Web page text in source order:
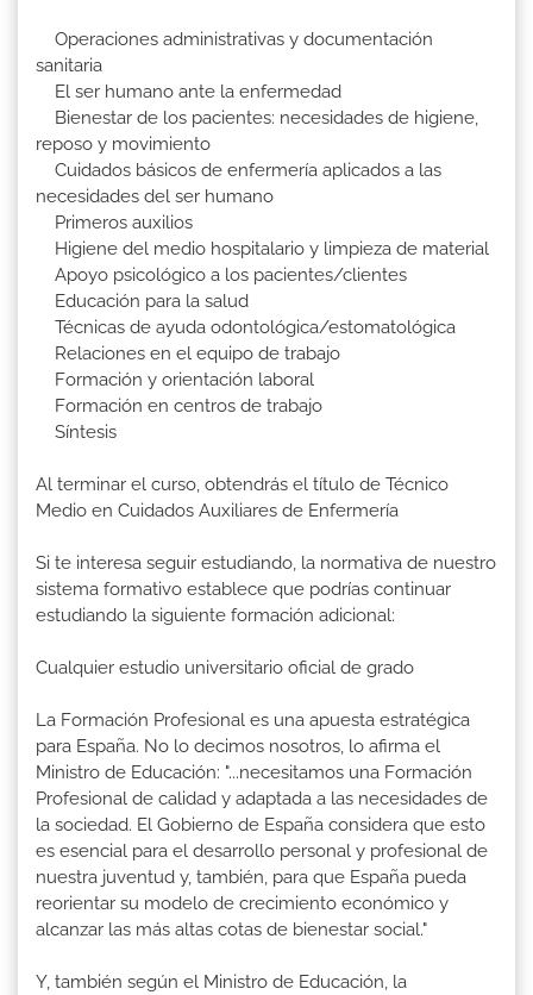
Operaciones administrativas y documentación
sanitaria
El ser humano ante la enfermedad
Bienestar de los pacientes: necesidades de higiene,
reposo y movimiento
Cuidados básicos de enfermería aplicados a las
necesidades del ser humano
Primeros auxilios
Higiene del medio hospitalario y limpieza de material
Apoyo psicológico a los pacientes/clientes
Educación para la salud
Técnicas de ayuda odontológica/estomatológica
Relaciones en el equipo de trabajo
Formación y orientación laboral
Formación en centros de trabajo
Síntesis
Al terminar el curso, obtendrás el título de Técnico
Medio en Cuidados Auxiliares de Enfermería
Si te interesa seguir estudiando, la normativa de nuestro
sistema formativo establece que podrías continuar
estudiando la siguiente formación adicional:
Cualquier estudio universitario oficial de grado
La Formación Profesional es una apuesta estratégica
para España. No lo decimos nosotros, lo afirma el
Ministro de Educación: "...necesitamos una Formación
Profesional de calidad y adaptada a las necesidades de
la sociedad. El Gobierno de España considera que esto
es esencial para el desarrollo personal y profesional de
nuestra juventud y, también, para que España pueda
reorientar su modelo de crecimiento económico y
alcanzar las más altas cotas de bienestar social."
Y, también según el Ministro de Educación, la